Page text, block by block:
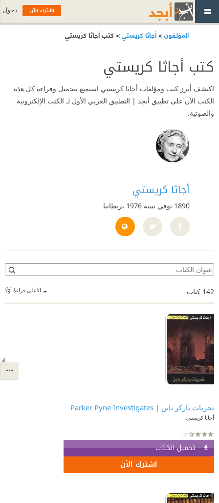
المؤلفون>أجاثا كريستي> كتب أجاثا كريستي
كتب أجاثا كريستي
اكتشف أبرز كتب ومؤلفات أجاثا كريستي استمتع بتحميل وقراءة كل هذه
الكتب الآن على تطبيق أبجد | التطبيق العربي الأول لـ الكتب الإلكترونية
والصوتية.
أجاثا كريستي
1890 توفي سنة 1976 بريطانيا
الأعلى قراءةً أوّلًا 142 كتاب
تحريات باركر باين | Parker Pyne Investigates
أجاثا كريستي
تحميل الكتاب
اشترك الآن
اشترك الآن دخول